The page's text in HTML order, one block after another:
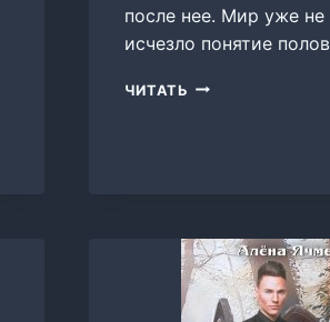
после нее. Мир уже не
исчезло понятие
ЧИТАТЬ ЧЕТЫРЕ